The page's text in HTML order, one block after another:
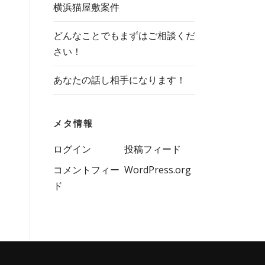
横浜猫屋敷案件
どんなことでもまずはご相談くだ
さい！
あなたの話し相手になります！
メタ情報
ログイン
投稿フィード
コメントフィー
ド
WordPress.org